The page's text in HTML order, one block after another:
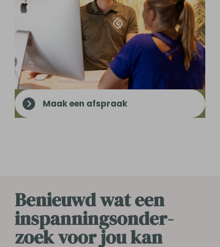
Maak een afspraak
Benieuwd wat een
inspanningsonder­
zoek voor jou kan